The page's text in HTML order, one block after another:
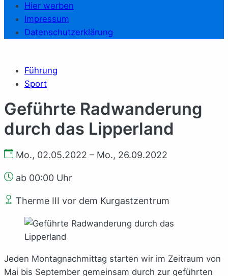
Hier werben
Impressum
Datenschutzerklärung
Führung
Sport
Geführte Radwanderung
durch das Lipperland
Mo., 02.05.2022 – Mo., 26.09.2022
ab 00:00 Uhr
Therme III vor dem Kurgastzentrum
Jeden Montagnachmittag starten wir im Zeitraum von
Mai bis September gemeinsam durch zur geführten